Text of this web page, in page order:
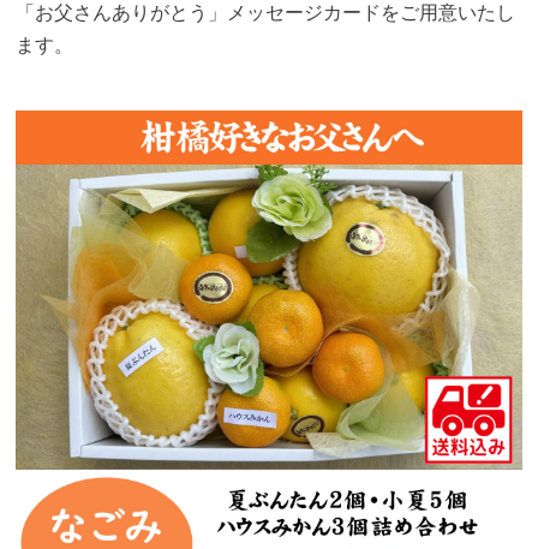
「お父さんありがとう」メッセージカードをご用意いたし
ます。